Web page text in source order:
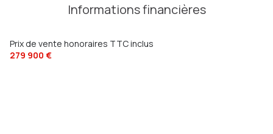
Informations financières
Prix de vente honoraires TTC inclus
279 900 €